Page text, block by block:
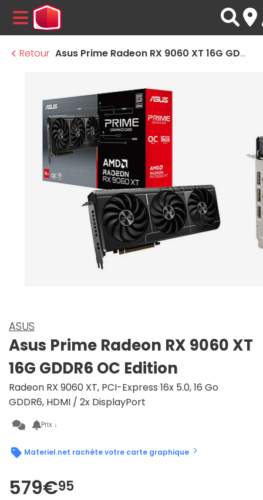
MENU
Retour
Asus Prime Radeon RX 9060 XT 16G GDDR6 OC Edition
ASUS
Asus Prime Radeon RX 9060 XT
16G GDDR6 OC Edition
Radeon RX 9060 XT, PCI-Express 16x 5.0, 16 Go
GDDR6, HDMI / 2x DisplayPort
Prix ↓
Materiel.net rachète votre carte graphique
579€95